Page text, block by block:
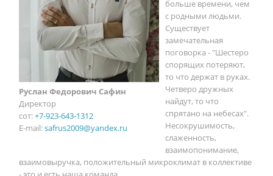
Руслан Федорович Сафин
Директор
сот:+7-923-643-1312
E-mail:safrus2009@yandex.ru
больше времени, чем
с родными людьми.
Существует
замечательная
поговорка - "Шестеро
спорящих потеряют,
то что держат в руках.
Четверо дружных
найдут, то что
спрятано на небесах".
Несокрушимость,
слаженность,
взаимопонимание,
взаимовыручка, положительный микроклимат в коллективе